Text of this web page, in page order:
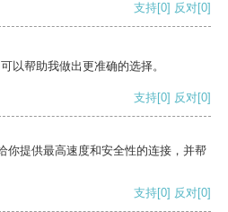
支持[0] 反对[0]
以帮助我做出更准确的选择。
支持[0] 反对[0]
你提供最高速度和安全性的连接，并帮
支持[0] 反对[0]